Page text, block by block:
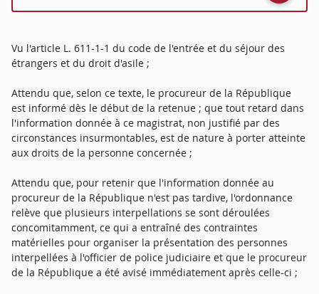
Vu l'article L. 611-1-1 du code de l'entrée et du séjour des
étrangers et du droit d'asile ;
Attendu que, selon ce texte, le procureur de la République
est informé dès le début de la retenue ; que tout retard dans
l'information donnée à ce magistrat, non justifié par des
circonstances insurmontables, est de nature à porter atteinte
aux droits de la personne concernée ;
Attendu que, pour retenir que l'information donnée au
procureur de la République n'est pas tardive, l'ordonnance
relève que plusieurs interpellations se sont déroulées
concomitamment, ce qui a entraîné des contraintes
matérielles pour organiser la présentation des personnes
interpellées à l'officier de police judiciaire et que le procureur
de la République a été avisé immédiatement après celle-ci ;